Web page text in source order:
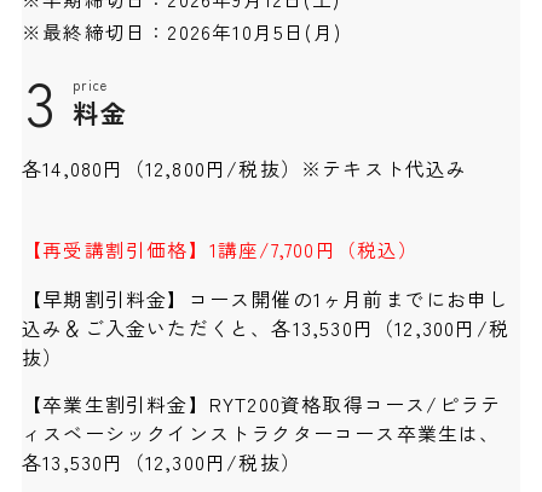
※最終締切日：2026年10月5日(月)
3 price
料金
各14,080円（12,800円/税抜）※テキスト代込み
【再受講割引価格】1講座/7,700円（税込）
【早期割引料金】コース開催の1ヶ月前までにお申し
込み＆ご入金いただくと、各13,530円（12,300円/税
抜）
【卒業生割引料金】RYT200資格取得コース/ピラテ
ィスベーシックインストラクターコース卒業生は、
各13,530円（12,300円/税抜）